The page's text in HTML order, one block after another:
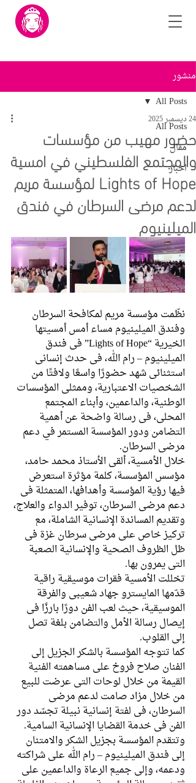
منشور
All Posts
مقال
اخبار
All Posts
حضور مهيب من مؤسسات
والمجتمع الفلسطيني في امسية
Lights of Hope لمؤسسة مريم
لدعم مرضى السرطان في فندق
الميلينيوم
24 ديسمبر 2025
نظّمت مؤسسة مريم لمكافحة السرطان
وفندق الميلينيوم مساء أمس أمسيتها
الخيرية “Lights of Hope” في فندق
الميلينيوم – رام الله، في حدث إنساني
استثنائي شهد حضورًا واسعًا ولافتًا من
الشخصيات الاعتبارية، وممثلي المؤسسات
الوطنية، والداعمين، وأبناء المجتمع
المحلي، في رسالة واضحة عن أهمية
التضامن ودور المؤسسة المستمر في دعم
مرضى السرطان.
خلال الأمسية، ألقى الأستاذ محمد حامد،
مؤسس المؤسسة، كلمة مؤثرة استعرض
فيها رؤية المؤسسة وأهدافها، المتمثلة في
دعم مرضى السرطان، توفير الدواء والعلاج،
وتقديم المساندة الإنسانية الشاملة، مع
تركيز خاص على مرضى سرطان غزة في
ظل الظروف الصحية والإنسانية الصعبة
التي يمرون بها.
تخللت الأمسية فقرات موسيقية راقية
قدّمها المايسترو جهاد شعيبي والفرقة
الموسيقية، حيث لعب الفن دورًا بارزًا في
إيصال رسالة الأمل والتضامن بلغة تصل
إلى القلوب.
كما تتوجه المؤسسة بالشكر الجزيل إلى
الفنان صلاح فروخ على مساهمته الفنية
القيمة من خلال لوحات التي عرضت للبيع
من خلال مزاد صامت لدعم مرضى
السرطان، في لفتة إنسانية نبيلة تجسّد دور
الفن في خدمة القضايا الإنسانية السامية.
وتتقدم المؤسسة بجزيل الشكر والامتنان
إلى فندق الميلينيوم – رام الله على شراكته
ودعمه، وإلى جميع الرعاة والداعمين على